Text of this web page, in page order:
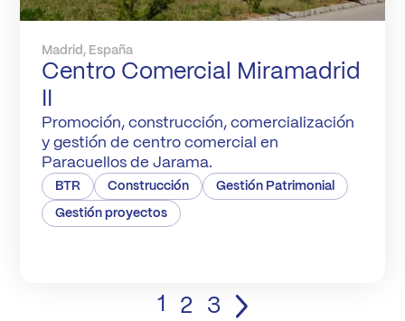
Madrid, España
Centro Comercial Miramadrid
Promoción, construcción, comercialización
y gestión de centro comercial en
Paracuellos de Jarama.
BTR Construcción Gestión Patrimonial
Gestión proyectos
1 2 3